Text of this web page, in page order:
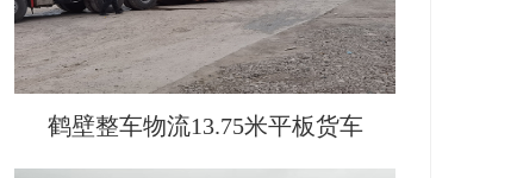
鹤壁整车物流13.75米平板货车